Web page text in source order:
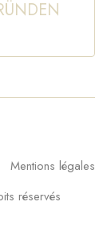
Mentions légales
réservés